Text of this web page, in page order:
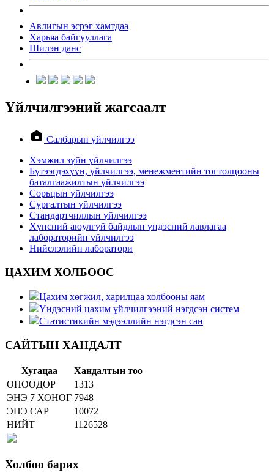
Авлигын эсрэг хамтдаа
Харьяа байгууллага
Шилэн данс
Үйлчилгээний жагсаалт
Салбарын үйлчилгээ
Хэмжил зүйн үйлчилгээ
Бүтээгдэхүүн, үйлчилгээ, менежментийн тогтолцооны
баталгаажилтын үйлчилгээ
Сорьцын үйлчилгээ
Сургалтын үйлчилгээ
Стандартчиллын үйлчилгээ
Хүнсний аюулгүй байдлын үндэсний лавлагаа
лабораторийн үйлчилгээ
Нийслэлийн лаборатори
ЦАХИМ ХОЛБООС
Цахим хөгжил, харилцаа холбооны яам
Үндэсний цахим үйлчилгээний нэгдсэн систем
Статистикийн мэдээллийн нэгдсэн сан
САЙТЫН ХАНДАЛТ
Хугацаа
Хандалтын тоо
ӨНӨӨДӨР
1313
ЭНЭ 7 ХОНОГ 7948
ЭНЭ САР
10072
НИЙТ
1126528
Холбоо барих